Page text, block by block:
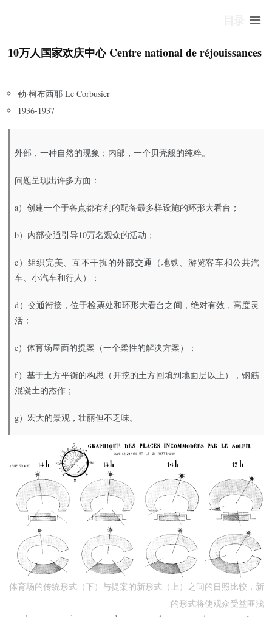
10万人国家欢庆中心 Centre national de réjouissances
勒·柯布西耶 Le Corbusier
1936-1937
外部，一种自然的现象；内部，一个贝壳般的纯粹。
问题呈现出许多方面：
a）创建一个于各点都有利的配备最多样设施的环形大看台；
b）内部交通引导10万名观众的活动；
c）组织完美、互不干扰的外部交通（地铁、游览客车和公共汽
车、小汽车和行人）；
d）交通衔接，位于检票处和环形大看台之间，绝对有效，高度灵
活；
e）体育场屋面的提案（一个柔性的解决方案）；
f）基于土方平衡的构思（开挖的土方回填到地面层以上），钢筋
混凝土的杰作；
g）宏大的景观，壮丽但不乏味。
体育场的传统形式（下）与提案的新形式（上）之间的日照比较，新
的形式将使观众受益匪浅